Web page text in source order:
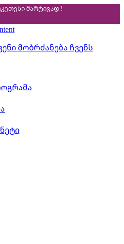
მარტივად !
მობრძანება ჩვენს